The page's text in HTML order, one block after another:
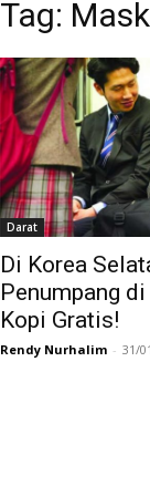
Tag:
Darat
Di Korea
Penumpang
Kopi Gratis!
Rendy Nurhalim - 31/